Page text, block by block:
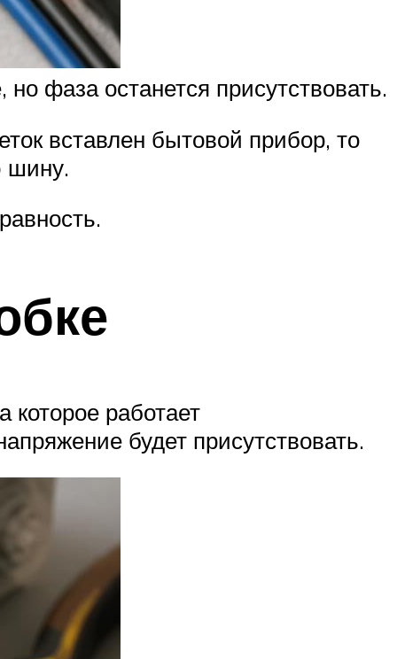
фаза останется присутствовать.
вставлен бытовой прибор, то
шину.
работает
будет присутствовать.